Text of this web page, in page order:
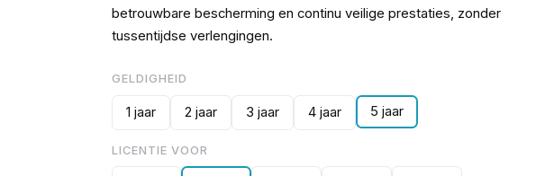
betrouwbare bescherming en continu veilige prestaties, zonder
tussentijdse verlengingen.
GELDIGHEID
1 jaar 2 jaar 3 jaar 4 jaar 5 jaar
LICENTIE VOOR